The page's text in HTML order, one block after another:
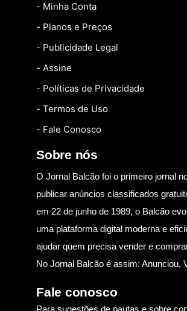
- Minha Conta
- Planos e Preços
- Publicidade Legal
- Assine
- Políticas de Privacidade
- Termos de Uso
- Fale Conosco
Sobre nós
O Jornal Balcão foi o primeiro jornal
publicar anúncios classificados
em 22 de junho de 1989, o Balcão
uma plataforma digital moderna e
ajudar quem precisa vender e
No Jornal Balcão é assim: Anunciou,
Fale conosco